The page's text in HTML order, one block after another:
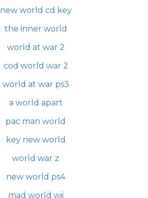
new world cd key
the inner world
world at war 2
cod world war 2
world at war ps3
a world apart
pac man world
key new world
world war z
new world ps4
mad world wii